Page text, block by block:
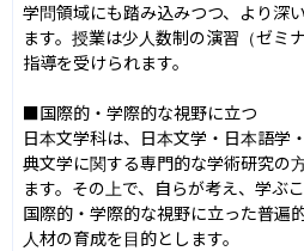
学問領域にも踏み込みつつ、より深
ます。授業は少人数制の演習（ゼミ
指導を受けられます。
■国際的・学際的な視野に立つ
日本文学科は、日本文学・日本語学
典文学に関する専門的な学術研究の
ます。その上で、自らが考え、学ぶ
国際的・学際的な視野に立った普遍
人材の育成を目的とします。